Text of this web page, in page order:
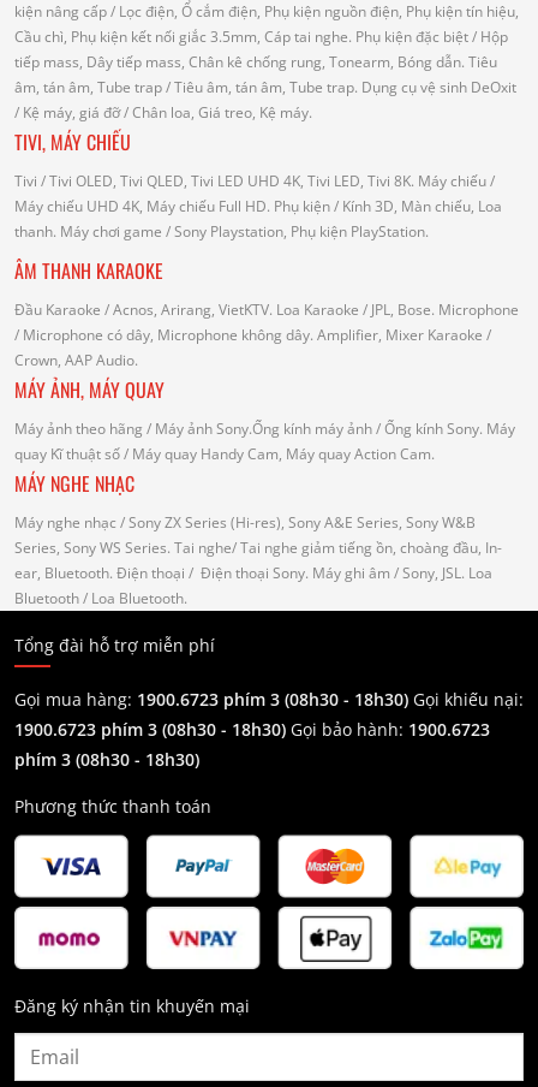
kiện nâng cấp/ Lọc điện, Ổ cắm điện, Phụ kiện nguồn điện, Phụ kiện tín hiệu,
Cầu chì, Phụ kiện kết nối giắc 3.5mm, Cáp tai nghe. Phụ kiện đặc biệt/ Hộp
tiếp mass, Dây tiếp mass, Chân kê chống rung, Tonearm, Bóng dẫn. Tiêu
âm, tán âm, Tube trap/ Tiêu âm, tán âm, Tube trap. Dụng cụ vệ sinh DeOxit
/ Kệ máy, giá đỡ/ Chân loa, Giá treo, Kệ máy.
TIVI, MÁY CHIẾU
Tivi / Tivi OLED, Tivi QLED, Tivi LED UHD 4K, Tivi LED, Tivi 8K. Máy chiếu/
Máy chiếu UHD 4K, Máy chiếu Full HD. Phụ kiện/ Kính 3D, Màn chiếu, Loa
thanh. Máy chơi game / Sony Playstation, Phụ kiện PlayStation.
ÂM THANH KARAOKE
Đầu Karaoke / Acnos, Arirang, VietKTV. Loa Karaoke / JPL, Bose. Microphone
/ Microphone có dây, Microphone không dây. Amplifier, Mixer Karaoke /
Crown, AAP Audio.
MÁY ẢNH, MÁY QUAY
Máy ảnh theo hãng / Máy ảnh Sony.Ống kính máy ảnh / Ống kính Sony. Máy
quay Kĩ thuật số/ Máy quay Handy Cam, Máy quay Action Cam.
MÁY NGHE NHẠC
Máy nghe nhạc / Sony ZX Series (Hi-res), Sony A&E Series, Sony W&B
Series, Sony WS Series. Tai nghe/ Tai nghe giảm tiếng ồn, choàng đầu, In-
ear, Bluetooth. Điện thoại / Điện thoại Sony. Máy ghi âm / Sony, JSL. Loa
Bluetooth/ Loa Bluetooth.
Tổng đài hỗ trợ miễn phí
Gọi mua hàng: 1900.6723 phím 3 (08h30 - 18h30) Gọi khiếu nại:
1900.6723 phím 3 (08h30 - 18h30) Gọi bảo hành: 1900.6723
phím 3 (08h30 - 18h30)
Phương thức thanh toán
Đăng ký nhận tin khuyến mại